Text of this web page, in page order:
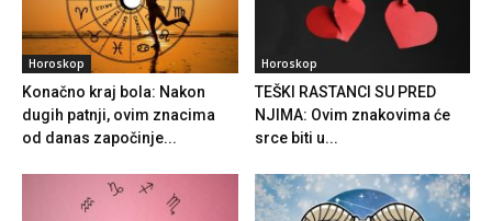
Horoskop
Konačno kraj bola: Nakon
dugih patnji, ovim znacima
od danas započinje...
Horoskop
TEŠKI RASTANCI SU PRED
NJIMA: Ovim znakovima će
srce biti u...